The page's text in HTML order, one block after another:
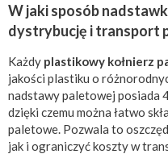
W jaki sposób
dystrybucję i transport
Każdy plastikowy kołnierz
jakości plastiku o
nadstawy paletowej posiada
dzięki czemu można łatwo
paletowe. Pozwala to
jak i ograniczyć koszty w